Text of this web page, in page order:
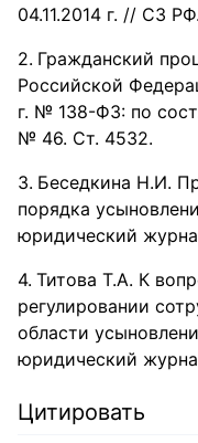
04.11.2014 г. // СЗ
Гражданский
Российской
г. № 138-ФЗ: по
№ 46. Ст. 4532.
Беседкина Н.И.
порядка
юридический
Титова Т.А. К
регулировании
области
юридический
Цитировать